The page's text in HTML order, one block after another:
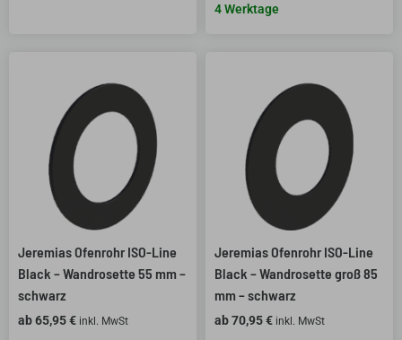
4 Werktage
Jeremias Ofenrohr ISO-Line
Black – Wandrosette 55 mm –
schwarz
ab65,95€ inkl. MwSt
Jeremias Ofenrohr ISO-Line
Black – Wandrosette groß 85
mm – schwarz
ab70,95€ inkl. MwSt